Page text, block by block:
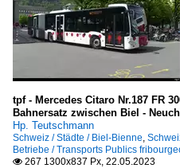
tpf - Mercedes Citaro Nr.187 FR
Bahnersatz zwischen Biel -
Hp. Teutschmann
Schweiz / Städte / Biel-Bienne
Betriebe / Transports Publics
 267 1300x837 Px, 22.05.2023